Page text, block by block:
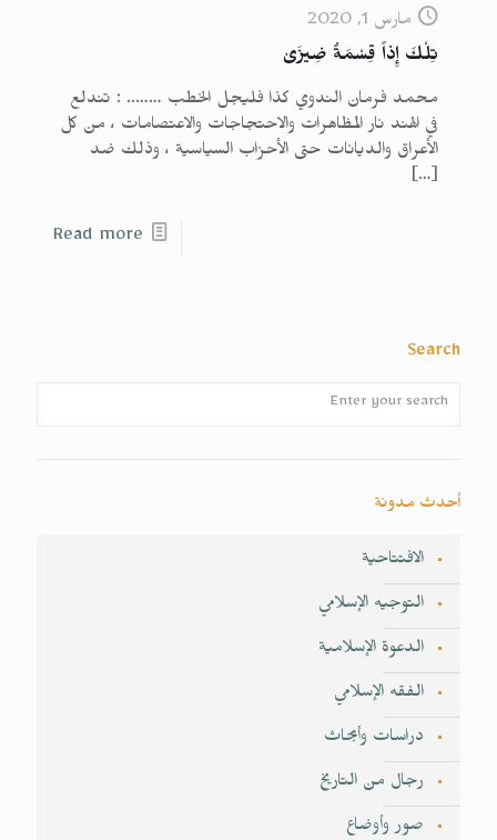
مارس 1, 2020
تِلْكَ إِذاً قِسْمَةٌ ضِيزَىٰ
محمد فرمان الندوي كذا فليجل الخطب …….. : تندلع
في الهند نار المظاهرات والاحتجاجات والاعتصامات ، من كل
الأعراق والديانات حتى الأحزاب السياسية ، وذلك ضد
[…]
Read more
Search
أحدث مدونة
الافتتاحية
التوجيه الإسلامي
الدعوة الإسلامية
الفقه الإسلامي
دراسات وأبحاث
رجال من التاريخ
صور وأوضاع